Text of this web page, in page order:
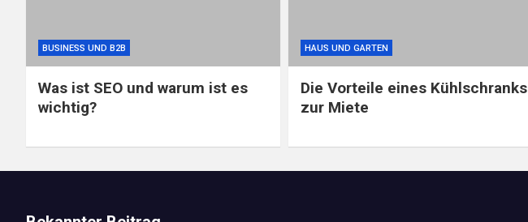
BUSINESS UND B2B
Was ist SEO und warum ist es
wichtig?
HAUS UND GARTEN
Die Vorteile eines Kühlschranks
zur Miete